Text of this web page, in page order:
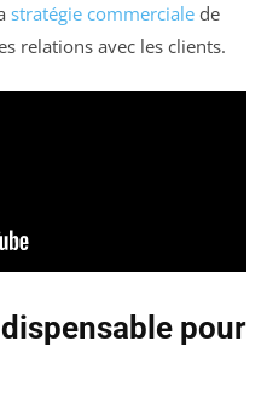
stratégie commerciale de
relations avec les clients.
pour